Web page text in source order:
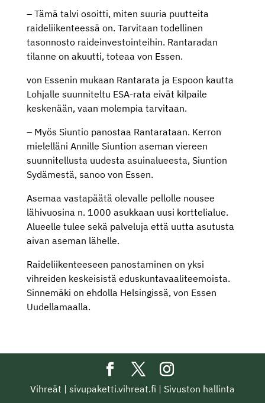
– Tämä talvi osoitti, miten suuria puutteita
raideliikenteessä on. Tarvitaan todellinen
tasonnosto raideinvestointeihin. Rantaradan
tilanne on akuutti, toteaa von Essen.
von Essenin mukaan Rantarata ja Espoon kautta
Lohjalle suunniteltu ESA-rata eivät kilpaile
keskenään, vaan molempia tarvitaan.
– Myös Siuntio panostaa Rantarataan. Kerron
mielelläni Annille Siuntion aseman viereen
suunnitellusta uudesta asuinalueesta, Siuntion
Sydämestä, sanoo von Essen.
Asemaa vastapäätä olevalle pellolle nousee
lähivuosina n. 1000 asukkaan uusi korttelialue.
Alueelle tulee sekä palveluja että uutta asutusta
aivan aseman lähelle.
Raideliikenteeseen panostaminen on yksi
vihreiden keskeisistä eduskuntavaaliteemoista.
Sinnemäki on ehdolla Helsingissä, von Essen
Uudellamaalla.
Vihreät | sivupaketti.vihreat.fi | Sivuston hallinta